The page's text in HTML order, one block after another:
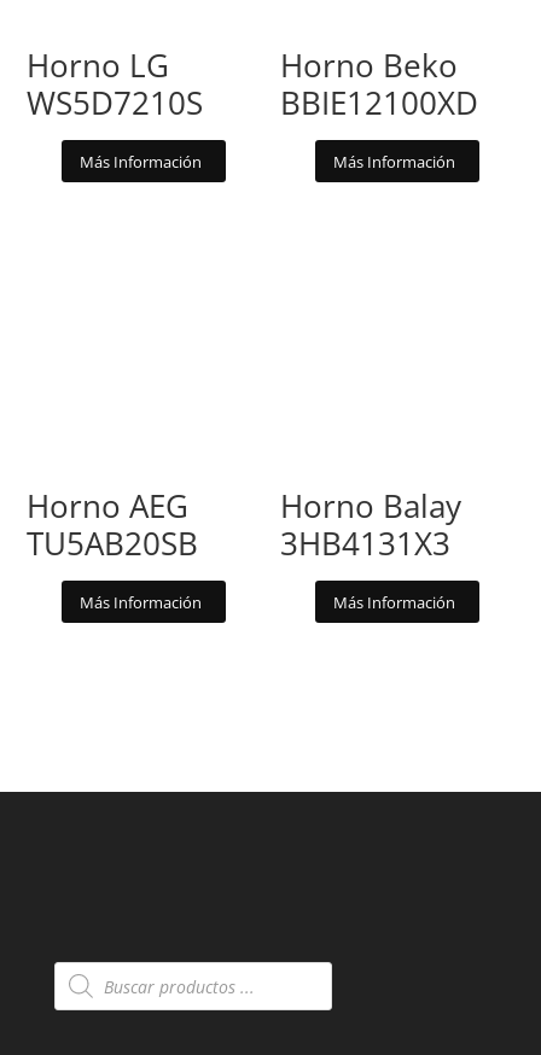
Horno LG
WS5D7210S
Más Información
Horno Beko
BBIE12100XD
Más Información
Horno AEG
TU5AB20SB
Más Información
Horno Balay
3HB4131X3
Más Información
Búsqueda
de